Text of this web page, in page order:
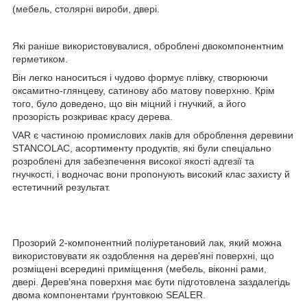
(мебель, столярні вироби, двері.
Які раніше використовувалися, оброблені двокомпонентним
герметиком.
Він легко наноситься і чудово формує плівку, створюючи
оксамитно-глянцеву, сатинову або матову поверхню. Крім
того, було доведено, що він міцний і гнучкий, а його
прозорість розкриває красу дерева.
VAR є частиною промислових лаків для оброблення деревини
STANCOLAC, асортименту продуктів, які були спеціально
розроблені для забезпечення високої якості адгезії та
гнучкості, і водночас вони пропонують високий клас захисту й
естетичний результат.
Прозорий 2-компонентний поліуретановий лак, який можна
використовувати як оздоблення на дерев'яні поверхні, що
розміщені всередині приміщення (мебель, віконні рами,
двері. Дерев'яна поверхня має бути підготовлена заздалегідь
двома компонентами ґрунтовкою SEALER.